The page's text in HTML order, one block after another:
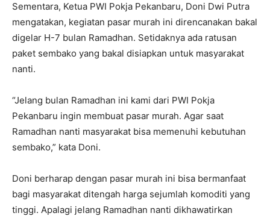
Sementara, Ketua PWI Pokja Pekanbaru, Doni Dwi Putra
mengatakan, kegiatan pasar murah ini direncanakan bakal
digelar H-7 bulan Ramadhan. Setidaknya ada ratusan
paket sembako yang bakal disiapkan untuk masyarakat
nanti.
“Jelang bulan Ramadhan ini kami dari PWI Pokja
Pekanbaru ingin membuat pasar murah. Agar saat
Ramadhan nanti masyarakat bisa memenuhi kebutuhan
sembako,” kata Doni.
Doni berharap dengan pasar murah ini bisa bermanfaat
bagi masyarakat ditengah harga sejumlah komoditi yang
tinggi. Apalagi jelang Ramadhan nanti dikhawatirkan